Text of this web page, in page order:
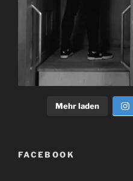
Mehr laden
FACEBOOK